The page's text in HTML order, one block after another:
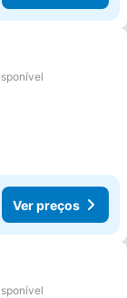
favoritos
Ver preços
favoritos